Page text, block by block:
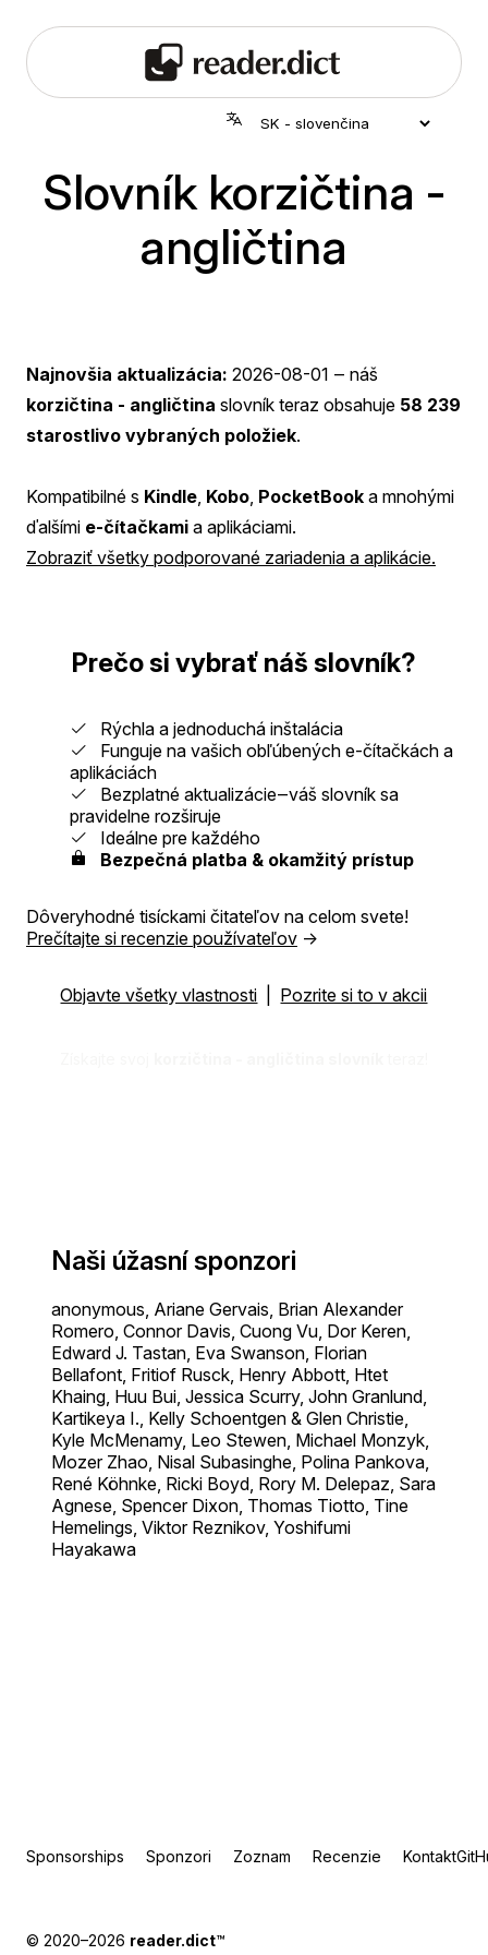
Slovník korzičtina -
angličtina
Najnovšia aktualizácia: 2026-08-01 ‒ náš
korzičtina - angličtina slovník teraz obsahuje 58 239
starostlivo vybraných položiek.
Kompatibilné s Kindle Kobo PocketBook a mnohými
ďalšími e-čítačkami a aplikáciami.
Zobraziť všetky podporované zariadenia a aplikácie.
Prečo si vybrať náš slovník?
Rýchla a jednoduchá inštalácia
Funguje na vašich obľúbených e-čítačkách a
aplikáciách
Bezplatné aktualizácie‒váš slovník sa
pravidelne rozširuje
Ideálne pre každého
Bezpečná platba & okamžitý prístup
Dôveryhodné tisíckami čitateľov na celom svete!
Prečítajte si recenzie používateľov →
Objavte všetky vlastnosti Pozrite si to v akcii
Naši úžasní sponzori
anonymous, Ariane Gervais, Brian Alexander
Romero, Connor Davis, Cuong Vu, Dor Keren,
Edward J. Tastan, Eva Swanson, Florian
Bellafont, Fritiof Rusck, Henry Abbott, Htet
Khaing, Huu Bui, Jessica Scurry, John Granlund,
Kartikeya I., Kelly Schoentgen & Glen Christie,
Kyle McMenamy, Leo Stewen, Michael Monzyk,
Mozer Zhao, Nisal Subasinghe, Polina Pankova,
René Köhnke, Ricki Boyd, Rory M. Delepaz, Sara
Agnese, Spencer Dixon, Thomas Tiotto, Tine
Hemelings, Viktor Reznikov, Yoshifumi
Hayakawa
Sponsorships Sponzori Zoznam Recenzie Kontakt
© 2020–2026 reader.dict™